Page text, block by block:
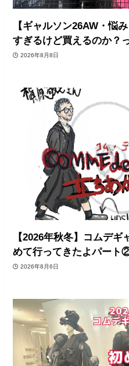
【ギャルソン26AW・悩
すぎるけど買えるのか？
2026年8月8日
【2026年秋冬】コムデ
めて行ってきたよパート
2026年8月6日